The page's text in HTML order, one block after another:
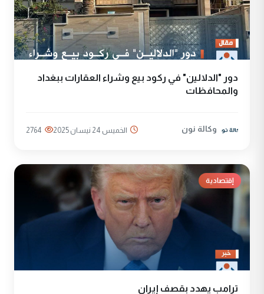
دور "الدلالين" في ركود بيع وشراء العقارات ببغداد
والمحافظات
وكالة نون الخميس 24 نيسان 2025 2764
إقتصادية
ترامب يهدد بقصف إيران